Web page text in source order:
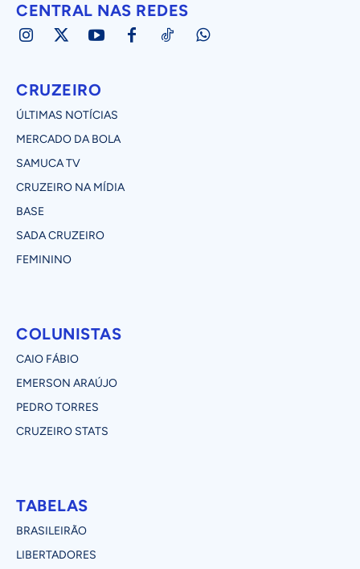
CENTRAL NAS REDES
CRUZEIRO
ÚLTIMAS NOTÍCIAS
MERCADO DA BOLA
SAMUCA TV
CRUZEIRO NA MÍDIA
BASE
SADA CRUZEIRO
FEMININO
COLUNISTAS
CAIO FÁBIO
EMERSON ARAÚJO
PEDRO TORRES
CRUZEIRO STATS
TABELAS
BRASILEIRÃO
LIBERTADORES